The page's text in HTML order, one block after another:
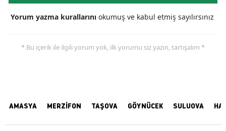
Yorum yazma kurallarını okumuş ve kabul etmiş sayılırsınız
* Bu içerik ile ilgili yorum yok, ilk yorumu siz yazın, tartışalım *
AMASYA MERZİFON TAŞOVA GÖYNÜCEK SULUOVA